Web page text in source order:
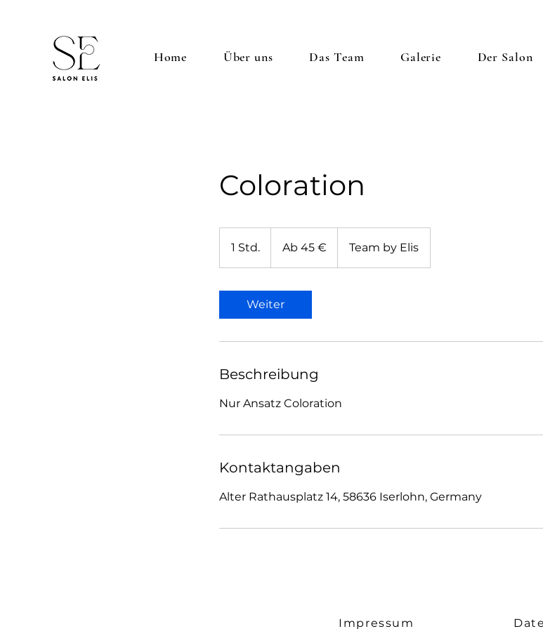
Home Über uns Das Team Galerie Der Salon
Coloration
1 Std.
S
d
EuroAb 45 € Team by Elis
Weiter
Beschreibung
Kontaktangaben
Alter Rathausplatz 14, 58636 Iserlohn, Germany
Impressum